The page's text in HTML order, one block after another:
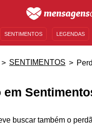
SENTIMENTOS LEGENDAS
SENTIMENTOS
em
buscar também o